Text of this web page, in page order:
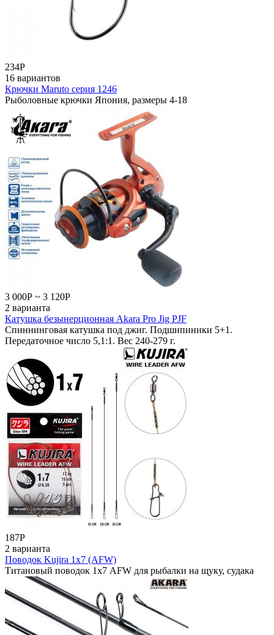
234Р
16 вариантов
Крючки Maruto серия 1246
Рыболовные крючки Япония, размеры 4-18
3 000Р ~ 3 120Р
2 варианта
Катушка безынерционная Akara Pro Jig PJF
Спиннинговая катушка под джиг. Подшипиники 5+1.
Передаточное число 5,1:1. Вес 240-279 г.
187Р
2 варианта
Поводок Kujira 1х7 (AFW)
Титановый поводок 1х7 AFW для рыбалки на щуку, судака